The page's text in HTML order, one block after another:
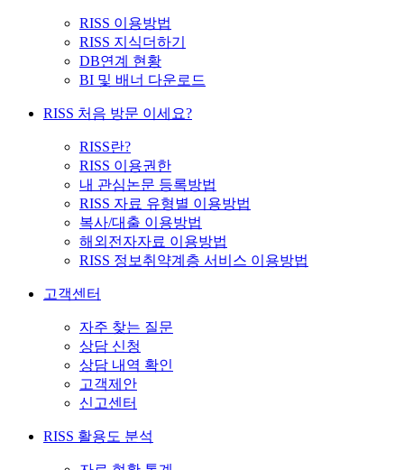
RISS 이용방법
RISS 지식더하기
DB연계 현황
BI 및 배너 다운로드
RISS 처음 방문 이세요?
RISS란?
RISS 이용권한
내 관심논문 등록방법
RISS 자료 유형별 이용방법
복사/대출 이용방법
해외전자자료 이용방법
RISS 정보취약계층 서비스 이용방법
고객센터
자주 찾는 질문
상담 신청
상담 내역 확인
고객제안
신고센터
RISS 활용도 분석